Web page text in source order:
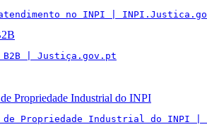
atendimento no INPI |
B2B | Justiça.gov.pt
Propriedade Industrial do INPI
de Propriedade Industrial do INPI